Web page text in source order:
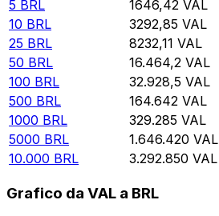
5 BRL 1646,42 VAL
10 BRL 3292,85 VAL
25 BRL 8232,11 VAL
50 BRL 16.464,2 VAL
100 BRL 32.928,5 VAL
500 BRL 164.642 VAL
1000 BRL 329.285 VAL
5000 BRL 1.646.420 VAL
10.000 BRL 3.292.850 VAL
Grafico da VAL a BRL